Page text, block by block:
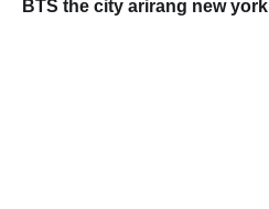
BTS the city arirang new york